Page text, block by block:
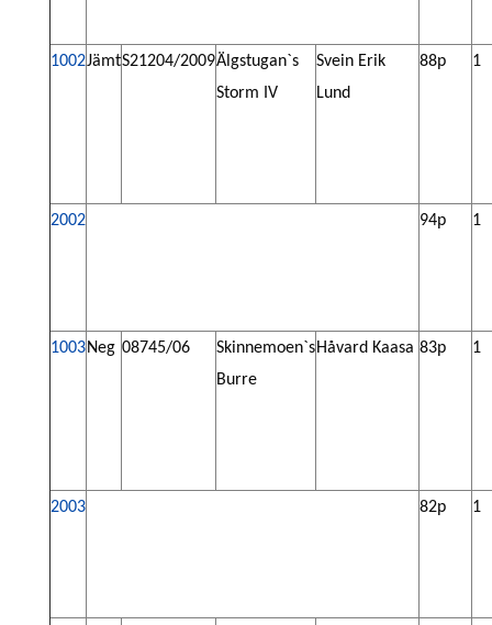
1002JämtS21204/2009Älgstugan`s
Storm IV
Svein Erik
Lund
88p 1
2002 94p 1
1003 Neg 08745/06
Skinnemoen`s
Burre
Håvard Kaasa 83p 1
2003 82p 1